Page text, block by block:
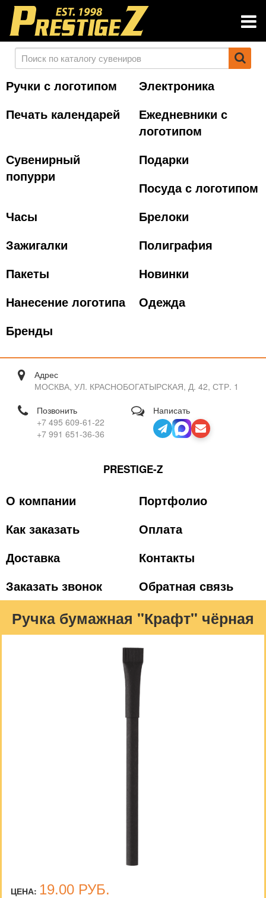
Ручки с логотипом
Электроника
Печать календарей
Ежедневники с
логотипом
Сувенирный
попурри
Подарки
Посуда с логотипом
Часы
Брелоки
Зажигалки
Полиграфия
Пакеты
Новинки
Нанесение логотипа
Одежда
Бренды
Адрес
МОСКВА, УЛ. КРАСНОБОГАТЫРСКАЯ, Д. 42, СТР. 1
Позвонить
+7 495 609-61-22
+7 991 651-36-36
Написать
PRESTIGE-Z
О компании
Портфолио
Как заказать
Оплата
Доставка
Контакты
Заказать звонок
Обратная связь
Ручка бумажная "Крафт" чёрная
ЦЕНА: 19.00 РУБ.